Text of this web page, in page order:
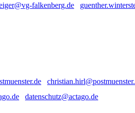
datenschutz@actago.de